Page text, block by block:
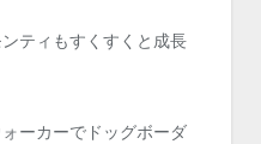
ティもすくすくと成長
ーカーでドッグボーダ